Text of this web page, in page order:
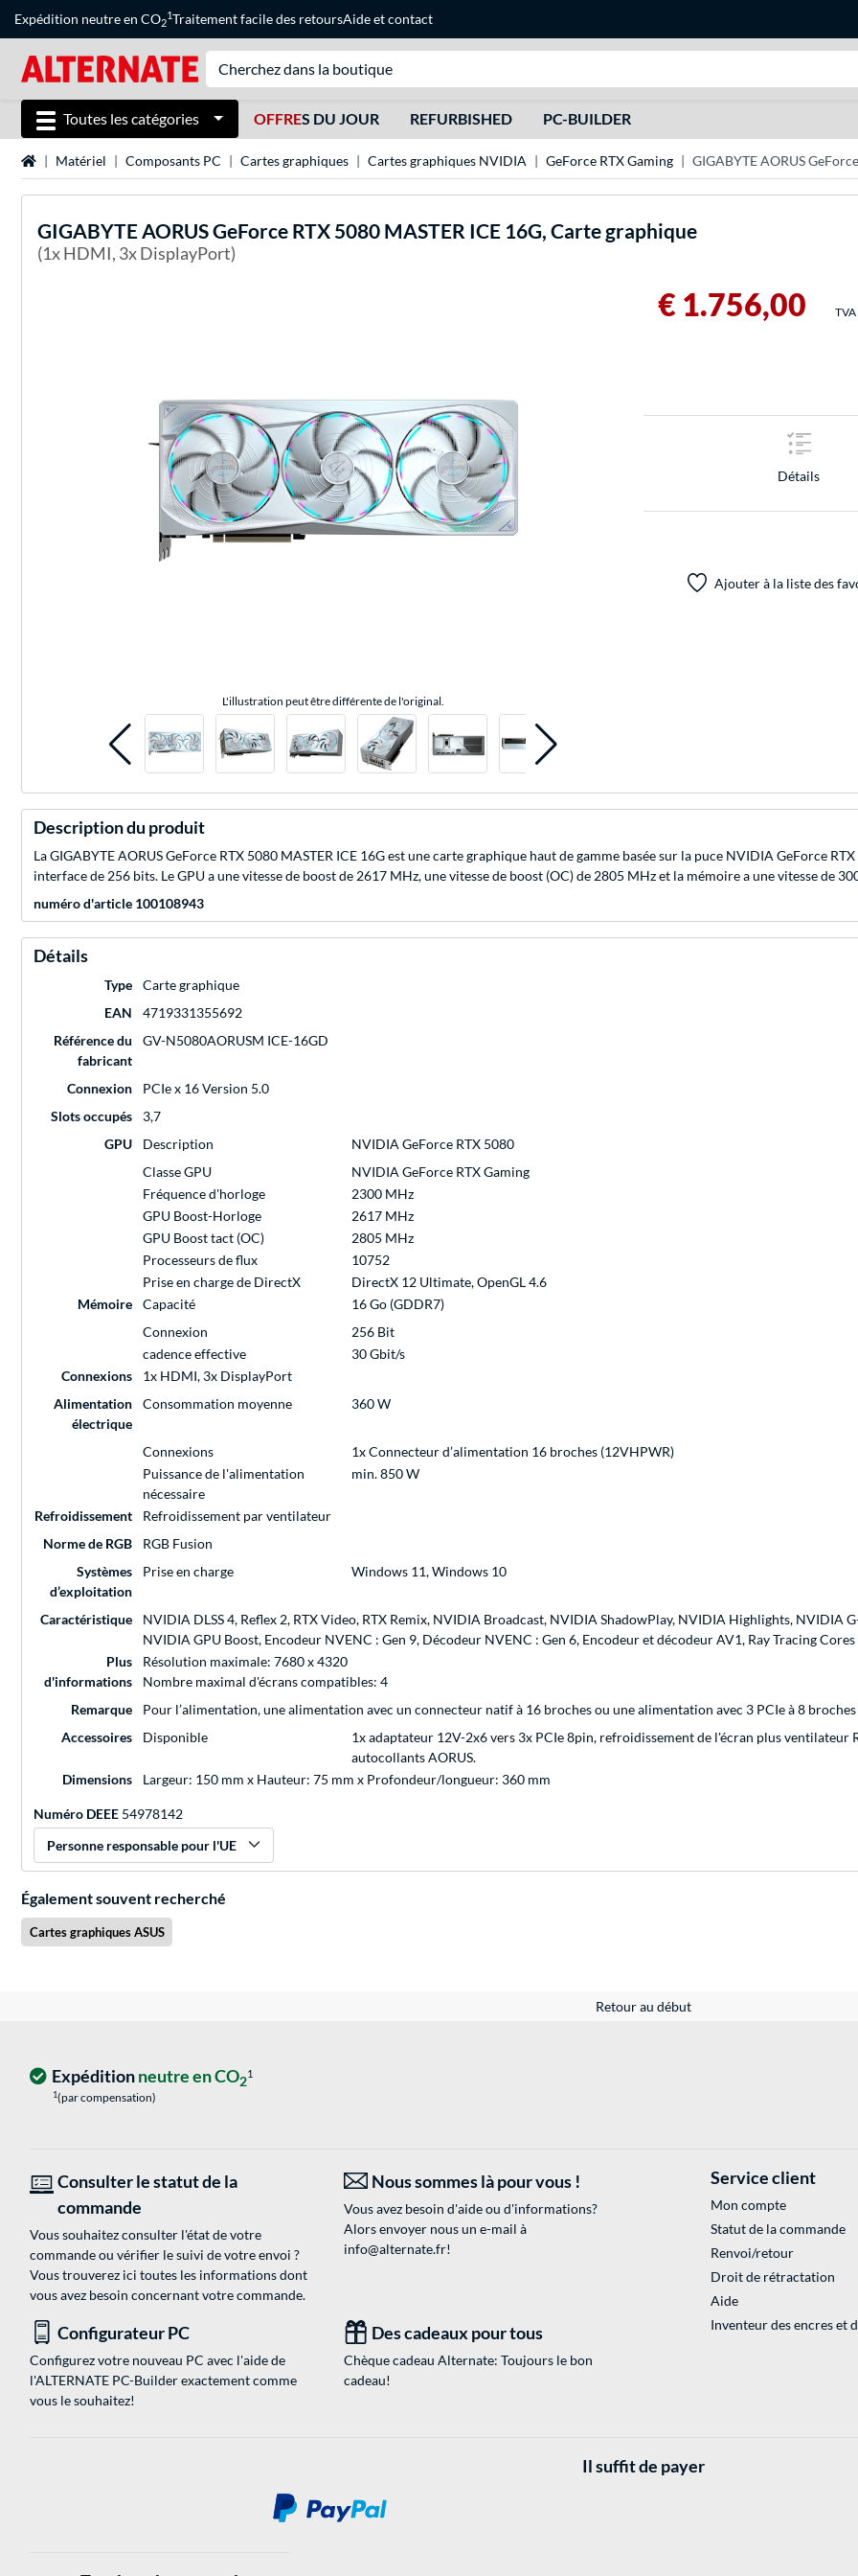
Expédition neutre en CO2
1Traitement facile des retoursAideetcontact
Toutes les catégories OFFRES DU JOUR REFURBISHED PC-BUILDER
Page d'accueil
Matériel Composants PC Cartes graphiques Cartes graphiques NVIDIA GeForce RTX Gaming GIGABYTE AORUS
GIGABYTEAORUS GeForce RTX 5080 MASTER ICE 16G, Carte graphique
(1x HDMI, 3x DisplayPort)
L'illustration peut être différente de l'original.
€ 1.756,00
Détails
Ajouter à la liste des
Description du produit
La GIGABYTE AORUS GeForce RTX 5080 MASTER ICE 16G est une carte graphique haut de gamme basée sur la puce NVIDIA GeForce
interface de 256 bits. Le GPU a une vitesse de boost de 2617 MHz, une vitesse de boost (OC) de 2805 MHz et la mémoire a une vitesse de
numéro d'article 100108943
Détails
Type
Carte graphique
EAN
4719331355692
Référence du
fabricant
GV-N5080AORUSM ICE-16GD
Connexion
PCIe x 16 Version 5.0
Slots occupés
3,7
GPU
Description
NVIDIA GeForce RTX 5080
Classe GPU
NVIDIA GeForce RTX Gaming
Fréquence d'horloge
2300 MHz
GPU Boost-Horloge
2617 MHz
GPU Boost tact (OC)
2805 MHz
Processeurs de flux
10752
Prise en charge de DirectX
DirectX 12 Ultimate, OpenGL 4.6
Mémoire
Capacité
16 Go (GDDR7)
Connexion
256 Bit
cadence effective
30 Gbit/s
Connexions
1x HDMI, 3x DisplayPort
Alimentation
électrique
Consommation moyenne 360 W
Connexions
1x Connecteur d’alimentation 16 broches (12VHPWR)
Puissance de l'alimentation
nécessaire
min. 850 W
Refroidissement
Refroidissement par ventilateur
Norme de RGB
RGB Fusion
Systèmes
d’exploitation
Prise en charge Windows 11, Windows 10
Caractéristique
NVIDIA DLSS 4, Reflex 2, RTX Video, RTX Remix, NVIDIA Broadcast, NVIDIA ShadowPlay, NVIDIA Highlights, NVIDIA
NVIDIA GPU Boost, Encodeur NVENC : Gen 9, Décodeur NVENC : Gen 6, Encodeur et décodeur AV1, Ray Tracing Cores
Plus
d'informations
Résolution maximale: 7680 x 4320
Nombre maximal d'écrans compatibles: 4
Remarque
Pour l’alimentation, une alimentation avec un connecteur natif à 16 broches ou une alimentation avec 3 PCIe à 8
Accessoires
Disponible
1x adaptateur 12V-2x6 vers 3x PCIe 8pin, refroidissement de l'écran plus
autocollants AORUS.
Dimensions
Largeur: 150 mm x Hauteur: 75 mm x Profondeur/longueur: 360 mm
Numéro DEEE 54978142
Personne responsable pour l'UE
Également souvent recherché
Cartes graphiques ASUS
Retour au début
Expéditionneutre en CO21
1(par compensation)
Consulter le statut de la
commande
Vous souhaitez consulter l'état de votre
commande ou vérifier le suivi de votre envoi ?
Vous trouverez ici toutes les informations dont
vous avez besoin concernant votre commande.
Nous sommes là pour vous !
Vous avez besoin d'aide ou d'informations?
Alors envoyer nous un e-mail à
info@alternate.fr!
Configurateur PC
Configurez votre nouveau PC avec l'aide de
l'ALTERNATE PC-Builder exactement comme
vous le souhaitez!
Des cadeaux pour tous
Chèque cadeau Alternate: Toujours le bon
cadeau!
Service client
Mon compte
Statut de la commande
Renvoi/retour
Droit de rétractation
Aide
Inventeur des encres et
Il suffit de payer